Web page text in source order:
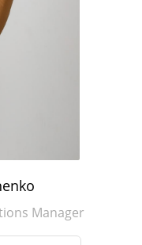
Manager